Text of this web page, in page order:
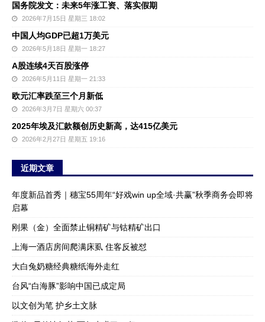
国务院发文：未来5年涨工资、落实假期
2026年7月15日 星期三 18:02
中国人均GDP已超1万美元
2026年5月18日 星期一 18:27
A股连续4天百股涨停
2026年5月11日 星期一 21:33
欧元汇率跌至三个月新低
2026年3月7日 星期六 00:37
2025年埃及汇款额创历史新高，达415亿美元
2026年2月27日 星期五 19:16
近期文章
年度新品首秀｜穗宝55周年“好戏win up全域·共赢”秋季商务会即将
启幕
刚果（金）全面禁止铜精矿与钴精矿出口
上海一酒店房间爬满床虱 住客反被怼
大白兔奶糖经典糖纸海外走红
台风“白海豚”影响中国已成定局
以文创为笔 护乡土文脉